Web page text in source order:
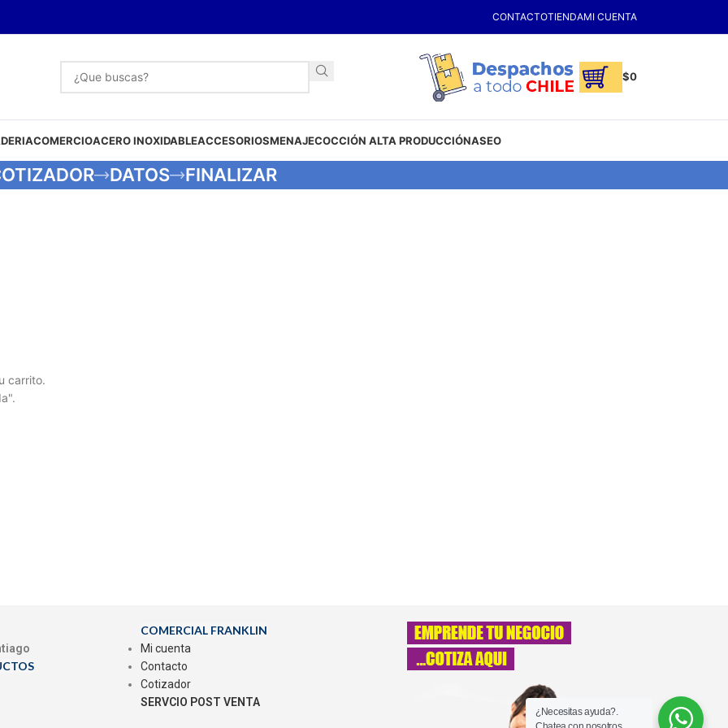
CONTACTOTIENDAMI CUENTA
$0
COMERCIOACERO INOXIDABLEACCESORIOSMENAJECOCCIÓN ALTA PRODUCCIÓNASEO
DATOS FINALIZAR
carrito.
COMERCIAL FRANKLIN
Mi cuenta
Contacto
Cotizador
SERVCIO POST VENTA
¿Necesitas ayuda?.